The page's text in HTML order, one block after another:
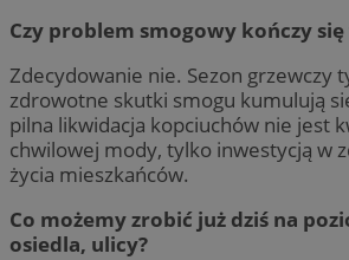
Czy problem smogowy kończy się
Zdecydowanie nie. Sezon grzewczy
zdrowotne skutki smogu kumulują
pilna likwidacja kopciuchów nie jest
chwilowej mody, tylko inwestycją w
życia mieszkańców.
Co możemy zrobić już dziś na
osiedla, ulicy?